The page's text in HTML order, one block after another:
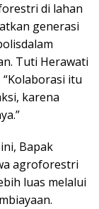
di lahan
generasi
Tuti Herawati
itu
karena
Bapak
agroforestri
luas melalui